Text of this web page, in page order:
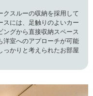
クスルーの収納を採用して
スには、足触りのよいカー
ングから直接収納スペース
洋室へのアプローチが可能
っかりと考えられたお部屋